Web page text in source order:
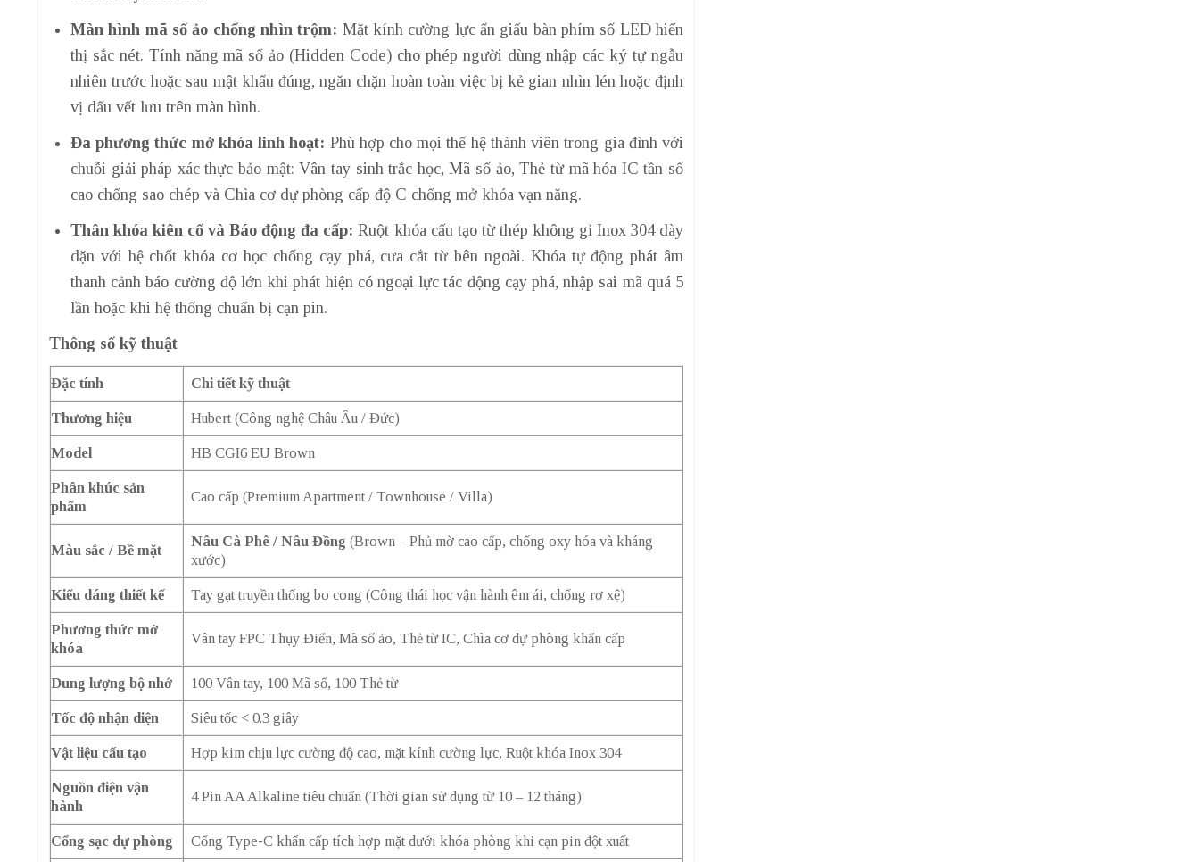
Màn hình mã số ảo chống nhìn trộm: Mặt kính cường lực ẩn giấu bàn phím số LED hiển
thị sắc nét. Tính năng mã số ảo (Hidden Code) cho phép người dùng nhập các ký tự ngẫu
nhiên trước hoặc sau mật khẩu đúng, ngăn chặn hoàn toàn việc bị kẻ gian nhìn lén hoặc định
vị dấu vết lưu trên màn hình.
Đa phương thức mở khóa linh hoạt: Phù hợp cho mọi thế hệ thành viên trong gia đình với
chuỗi giải pháp xác thực bảo mật: Vân tay sinh trắc học, Mã số ảo, Thẻ từ mã hóa IC tần số
cao chống sao chép và Chìa cơ dự phòng cấp độ C chống mở khóa vạn năng.
Thân khóa kiên cố và Báo động đa cấp: Ruột khóa cấu tạo từ thép không gỉ Inox 304 dày
dặn với hệ chốt khóa cơ học chống cạy phá, cưa cắt từ bên ngoài. Khóa tự động phát âm
thanh cảnh báo cường độ lớn khi phát hiện có ngoại lực tác động cạy phá, nhập sai mã quá 5
lần hoặc khi hệ thống chuẩn bị cạn pin.
Thông số kỹ thuật
Đặc tính Chi tiết kỹ thuật
Thương hiệu Hubert (Công nghệ Châu Âu / Đức)
Model HB CGI6 EU Brown
Phân khúc sản
phẩm
Cao cấp (Premium Apartment / Townhouse / Villa)
Màu sắc / Bề mặt
Nâu Cà Phê / Nâu Đồng (Brown – Phủ mờ cao cấp, chống oxy hóa và kháng
xước)
Kiểu dáng thiết kế Tay gạt truyền thống bo cong (Công thái học vận hành êm ái, chống rơ xệ)
Phương thức mở
khóa
Vân tay FPC Thụy Điển, Mã số ảo, Thẻ từ IC, Chìa cơ dự phòng khẩn cấp
Dung lượng bộ nhớ 100 Vân tay, 100 Mã số, 100 Thẻ từ
Tốc độ nhận diện Siêu tốc < 0.3 giây
Vật liệu cấu tạo Hợp kim chịu lực cường độ cao, mặt kính cường lực, Ruột khóa Inox 304
Nguồn điện vận
hành
4 Pin AA Alkaline tiêu chuẩn (Thời gian sử dụng từ 10 – 12 tháng)
Cổng sạc dự phòng Cổng Type-C khẩn cấp tích hợp mặt dưới khóa phòng khi cạn pin đột xuất